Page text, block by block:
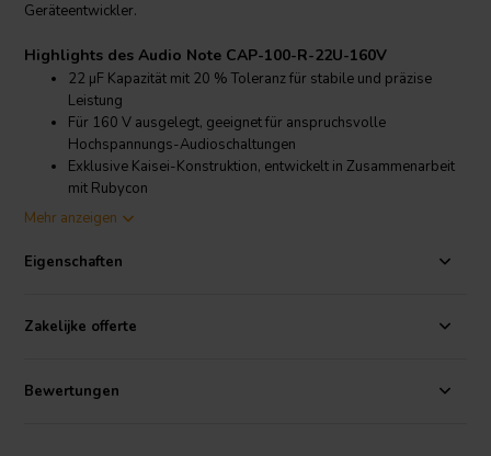
Geräteentwickler.
Highlights des Audio Note CAP-100-R-22U-160V
22 µF Kapazität mit 20 % Toleranz für stabile und präzise
Leistung
Für 160 V ausgelegt, geeignet für anspruchsvolle
Hochspannungs-Audioschaltungen
Exklusive Kaisei-Konstruktion, entwickelt in Zusammenarbeit
mit Rubycon
Hervorragende Klangqualität, ideal für hochwertige Audio-
und Netzteil-Upgrades
Produktdetails Audio Note CAP-100-R-22U-160V
Zusammenarbeit zwischen Audio Note und Rubycon, wobei das
Mehr anzeigen
Eigenschaften
Zakelijke offerte
Bewertungen